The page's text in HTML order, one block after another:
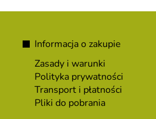
Informacja o zakupie
Zasady i warunki
Polityka prywatności
Transport i płatności
Pliki do pobrania